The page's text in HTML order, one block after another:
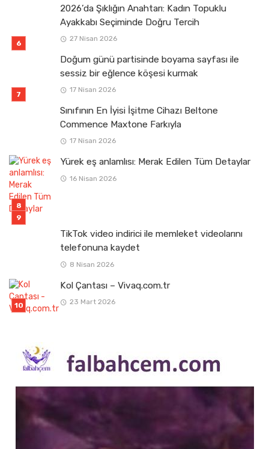
2026’da Şıklığın Anahtarı: Kadın Topuklu
Ayakkabı Seçiminde Doğru Tercih
27 Nisan 2026
Doğum günü partisinde boyama sayfası ile
sessiz bir eğlence köşesi kurmak
17 Nisan 2026
Sınıfının En İyisi İşitme Cihazı Beltone
Commence Maxtone Farkıyla
17 Nisan 2026
Yürek eş anlamlısı: Merak Edilen Tüm Detaylar
16 Nisan 2026
TikTok video indirici ile memleket videolarını
telefonuna kaydet
8 Nisan 2026
Kol Çantası – Vivaq.com.tr
23 Mart 2026